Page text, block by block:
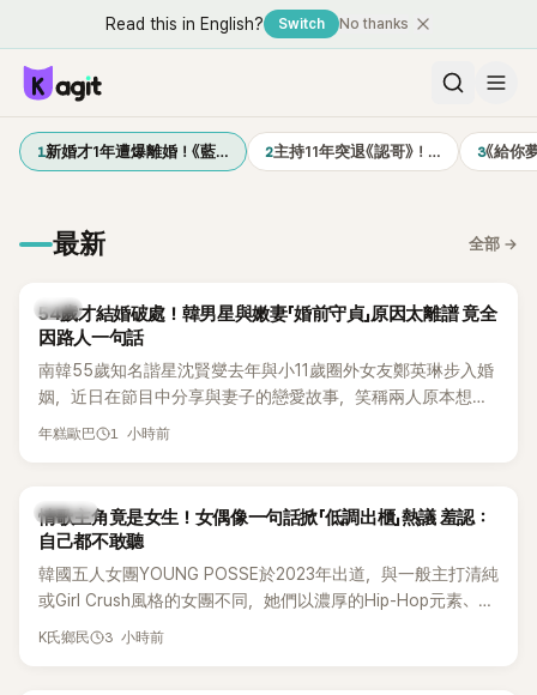
Read this in English? Switch No thanks
1新婚才1年遭爆離婚！《藍… 2主持11年突退《認哥》！… 3《給你
最新 全部 →
韓星
54歲才結婚破處！韓男星與嫩妻「婚前守貞」原因太離譜 竟全
因路人一句話
南韓55歲知名諧星沈賢燮去年與小11歲圈外女友鄭英琳步入婚
姻，近日在節目中分享與妻子的戀愛故事，笑稱兩人原本想享
受兩人世界，沒想到站在飯店門口時竟被路人認出，還一路替
年糕歐巴 1 小時前
K-POP
情歌主角竟是女生！女偶像一句話掀「低調出櫃」熱議 羞認：
自己都不敢聽
韓國五人女團YOUNG POSSE於2023年出道，與一般主打清純
或Girl Crush風格的女團不同，她們以濃厚的Hip-Hop元素、自
創Rap及成員親自參與創作為特色，MV也融入美式街頭、塗
K氏鄉民 3 小時前